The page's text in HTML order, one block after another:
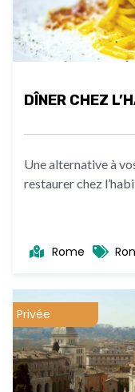
DÎNER CHEZ
Une alternative à
restaurer chez
Rome
Privée